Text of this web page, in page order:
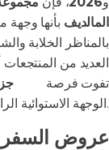
المالديف بأنها وجهة
بالمناظر الخلابة
العديد من
تفوت فرصة
الوجهة الاستوائية الرائعة.
عروض السفر